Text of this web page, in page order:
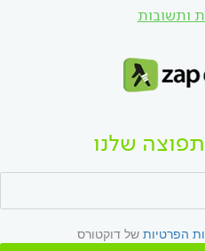
ותשובות
שלנו
הפרטיות של דוקטורס